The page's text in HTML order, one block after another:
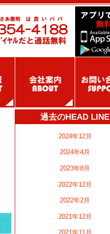
過去のHEAD LINE
2024年12月
2024年4月
2023年8月
2022年12月
2022年2月
2021年12月
2021年11月